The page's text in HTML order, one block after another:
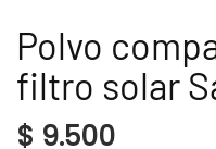
Polvo
filtro solar
$ 9.500